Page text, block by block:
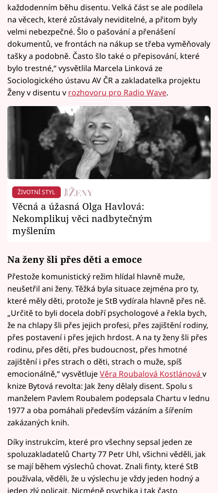
každodenním běhu disentu. Velká část se ale podílela
na věcech, které zůstávaly neviditelné, a přitom byly
velmi nebezpečné. Šlo o pašování a přenášení
dokumentů, ve frontách na nákup se třeba vyměňovaly
tašky a podobně. Často šlo také o přepisování, které
bylo trestné,“ vysvětlila Marcela Linková ze
Sociologického ústavu AV ČR a zakladatelka projektu
Ženy v disentu v rozhovoru pro Radio Wave.
ŽIVOTNÍ STYL
Věcná a úžasná Olga Havlová:
Nekomplikuj věci nadbytečným
myšlením
Na ženy šli přes děti a emoce
Přestože komunistický režim hlídal hlavně muže,
neušetřil ani ženy. Těžká byla situace zejména pro ty,
které měly děti, protože je StB vydírala hlavně přes ně.
„Určitě to byli docela dobří psychologové a řekla bych,
že na chlapy šli přes jejich profesi, přes zajištění rodiny,
přes postavení i přes jejich hrdost. A na ty ženy šli přes
rodinu, přes děti, přes budoucnost, přes hmotné
zajištění i přes strach o děti, strach o muže, spíš
emocionálně,“ vysvětlujeVěra Roubalová Kostlánová v
knize Bytová revolta: Jak ženy dělaly disent. Spolu s
manželem Pavlem Roubalem podepsala Chartu v lednu
1977 a oba pomáhali především vázáním a šířením
zakázaných knih.
Díky instrukcím, které pro všechny sepsal jeden ze
spoluzakladatelů Charty 77 Petr Uhl, všichni věděli, jak
se mají během výslechů chovat. Znali finty, které StB
používala, věděli, že u výslechu je vždy jeden hodný a
jeden zlý policajt. Nicméně psychika i tak často